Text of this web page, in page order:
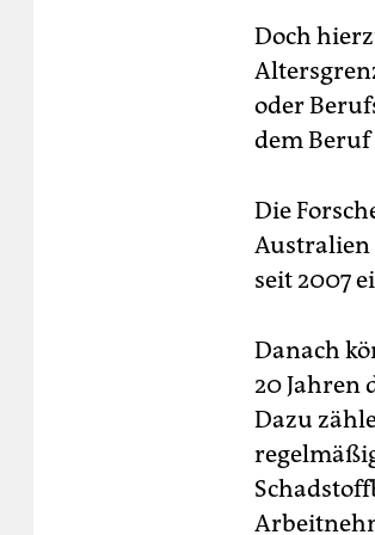
Doch
oder
dem Beruf
Die
Australien
seit 2007
Danach
20 Jahren
Dazu